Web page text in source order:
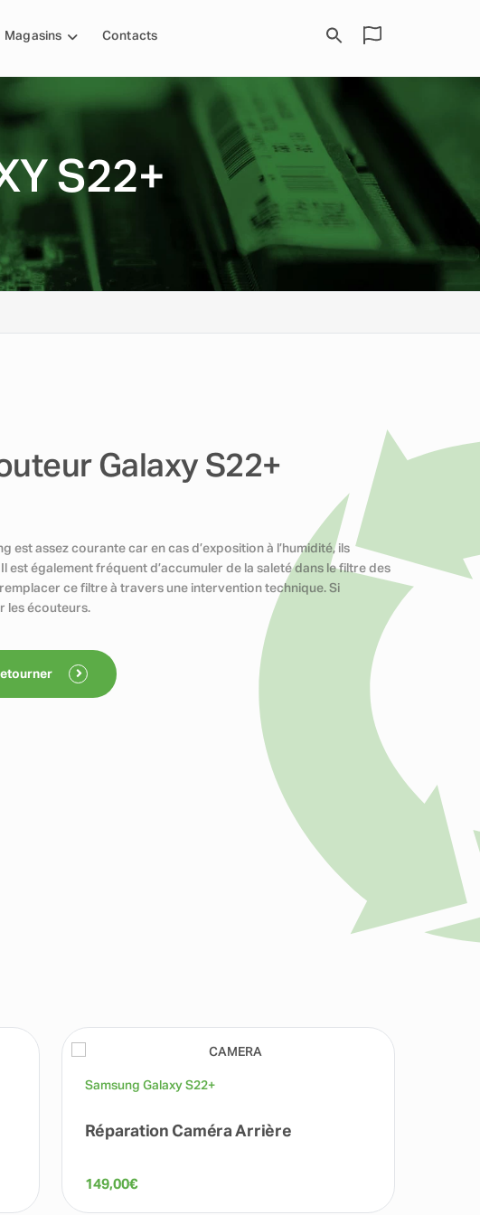
Magasins Contacts
S22+
Galaxy S22+
est assez courante car en cas d’exposition à l’humidité, ils
est également fréquent d’accumuler de la saleté dans le filtre des
ce filtre à travers une intervention technique. Si
les écouteurs.
Samsung Galaxy S22+
Réparation Caméra Arrière
149,00€